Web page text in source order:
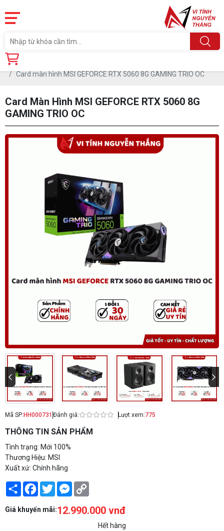
Trang chủ
Card màn hình MSI GEFORCE RTX 5060 8G GAMING TRIO OC
Card Màn Hình MSI GEFORCE RTX 5060 8G
GAMING TRIO OC
Mã SP: HH000731 Đánh giá: Lượt xem:775
THÔNG TIN SẢN PHẨM
Tình trạng: Mới 100%
Thương Hiệu: MSI
Xuất xứ: Chính hãng
Share Facebook
TwitterMessenger
Giá khuyến mãi:12.990.000 vnđ
Hết hàng